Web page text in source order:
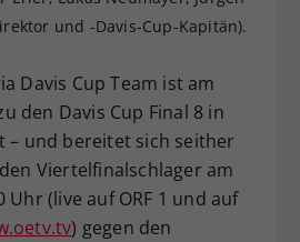
und -Davis-Cup-Kapitän).
Davis Cup Team ist am
den Davis Cup Final 8 in
– und bereitet sich seither
Viertelfinalschlager am
Uhr (live auf ORF 1 und auf
) gegen den
Wert speichert Ihre Consent-
generierte ID, für die
Speicherung Ihrer
Einstellungen, falls der
Betreiber dies eingestellt